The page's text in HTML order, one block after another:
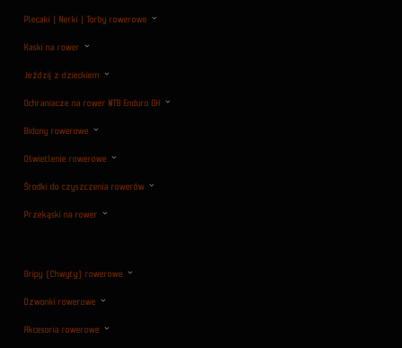
Plecaki | Nerki | Torby rowerowe
Kaski na rower
Jeździj z dzieckiem
Ochraniacze na rower MTB Enduro DH
Bidony rowerowe
Oświetlenie rowerowe
Środki do czyszczenia rowerów
Przekąski na rower
Gripy (Chwyty) rowerowe
Dzwonki rowerowe
Akcesoria rowerowe